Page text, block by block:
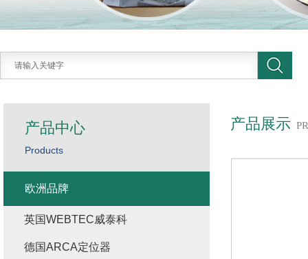
产品展示
产品中心
Products
欧洲品牌
英国WEBTEC威泰科
德国ARCA定位器